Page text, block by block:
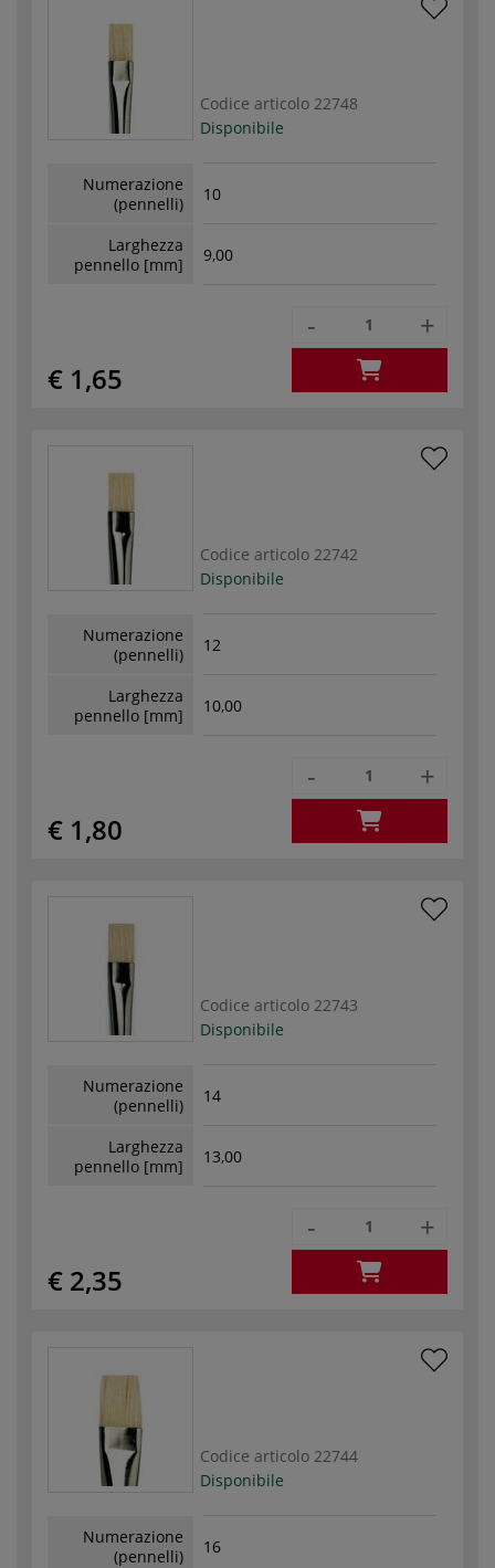
Codice articolo 22748
Disponibile
Numerazione
(pennelli)
10
Larghezza
pennello [mm]
9,00
€ 1,65
- +
Codice articolo 22742
Disponibile
Numerazione
(pennelli)
12
Larghezza
pennello [mm]
10,00
€ 1,80
- +
Codice articolo 22743
Disponibile
Numerazione
(pennelli)
14
Larghezza
pennello [mm]
13,00
€ 2,35
- +
Codice articolo 22744
Disponibile
Numerazione
(pennelli)
16